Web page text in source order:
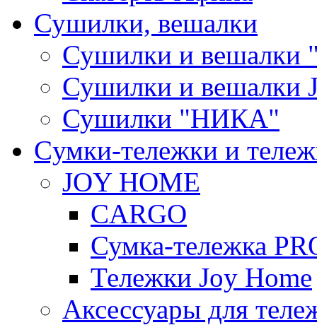
Сушилки, вешалки
Сушилки и вешалки
Сушилки и вешалки
Сушилки "НИКА"
Cумки-тележки и
JOY HOME
CARGO
Сумка-тележка
Тележки Joy Home
Аксессуары для